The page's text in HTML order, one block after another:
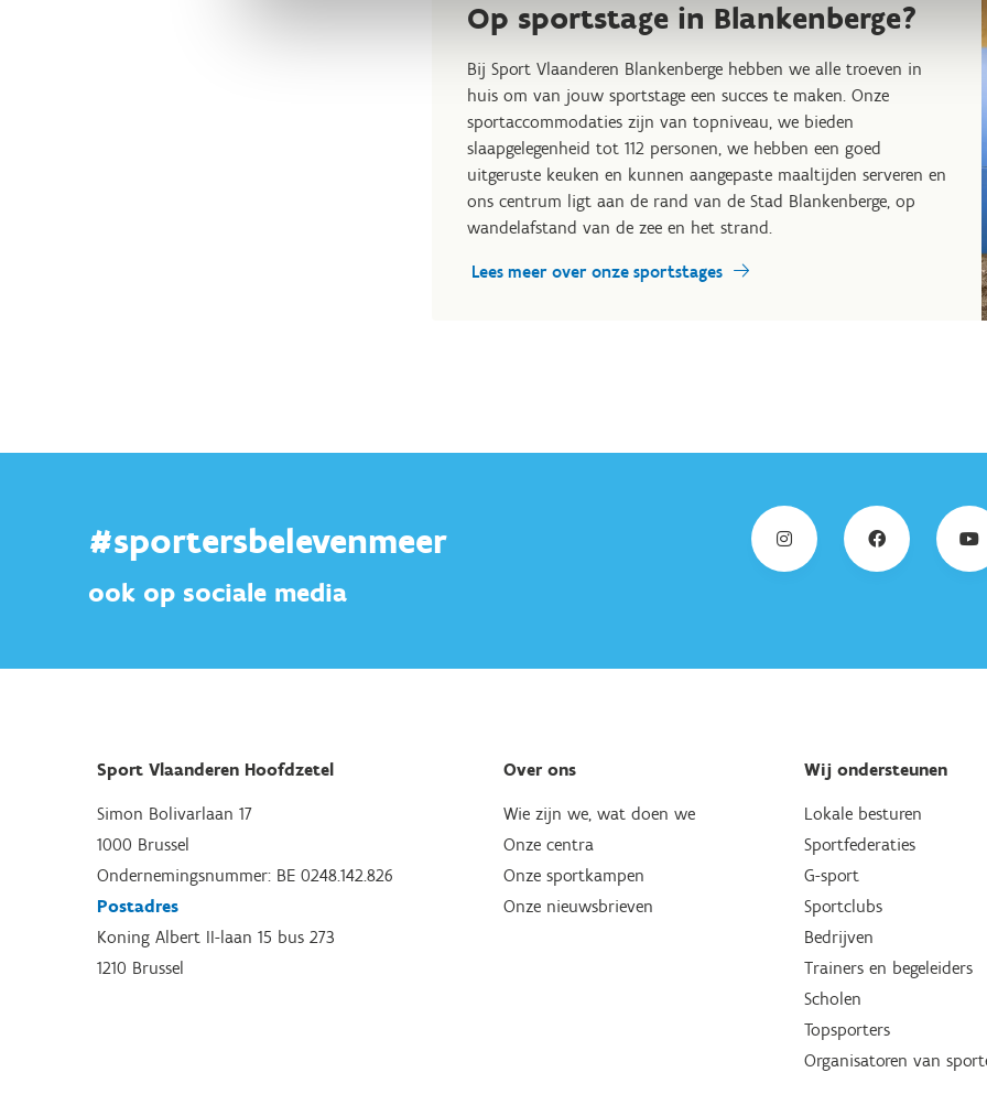
Op sportstage in Blankenberge?
Bij Sport Vlaanderen Blankenberge hebben we alle troeven in
huis om van jouw sportstage een succes te maken. Onze
sportaccommodaties zijn van topniveau, we bieden
slaapgelegenheid tot 112 personen, we hebben een goed
uitgeruste keuken en kunnen aangepaste maaltijden serveren en
ons centrum ligt aan de rand van de Stad Blankenberge, op
wandelafstand van de zee en het strand.
Lees meer over onze sportstages
#sportersbelevenmeer
ook op sociale media
Sport Vlaanderen Hoofdzetel
Simon Bolivarlaan 17
1000 Brussel
Ondernemingsnummer: BE 0248.142.826
Postadres
Koning Albert II-laan 15 bus 273
1210 Brussel
Over ons
Wie zijn we, wat doen we
Onze centra
Onze sportkampen
Onze nieuwsbrieven
Wij ondersteunen
Lokale besturen
Sportfederaties
G-sport
Sportclubs
Bedrijven
Trainers en begeleiders
Scholen
Topsporters
Organisatoren van